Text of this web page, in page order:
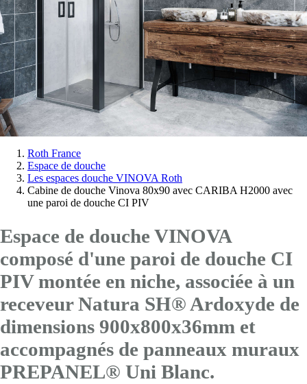
Vous
êtes
Roth France
Espace de douche
Les espaces douche VINOVA Roth
Cabine de douche Vinova 80x90 avec CARIBA H2000 avec
une paroi de douche CI PIV
Espace de douche VINOVA
composé d'une paroi de douche CI
PIV montée en niche, associée à un
receveur Natura SH® Ardoxyde de
dimensions 900x800x36mm et
accompagnés de panneaux muraux
PREPANEL® Uni Blanc.